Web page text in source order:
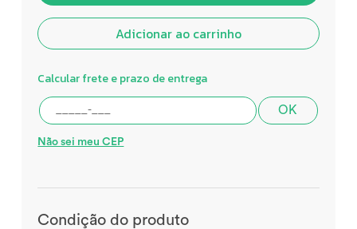
Adicionar ao carrinho
Calcular frete e prazo de entrega
OK
Não sei meu CEP
Condição do produto